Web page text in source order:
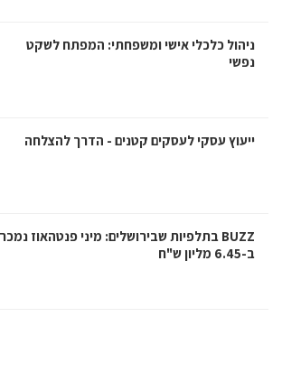
ניהול כלכלי אישי ומשפחתי: המפתח לשקט
נפשי
ייעוץ עסקי לעסקים קטנים - הדרך להצלחה
BUZZ בתלפיות שבירושלים: מיני פנטהאוז נמכר
ב-6.45 מליון ש"ח